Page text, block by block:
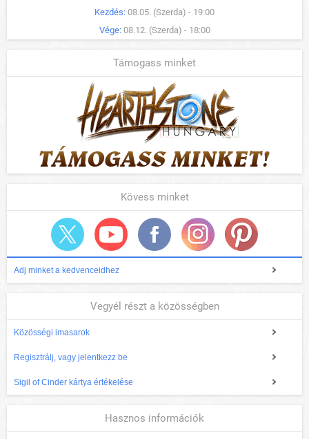
Kezdés: 08.05. (Szerda) - 19:00
Vége: 08.12. (Szerda) - 18:00
Támogass minket
Kövess minket
Adj minket a kedvenceidhez
Vegyél részt a közösségben
Közösségi imasarok
Regisztrálj, vagy jelentkezz be
Sigil of Cinder kártya értékelése
Hasznos információk